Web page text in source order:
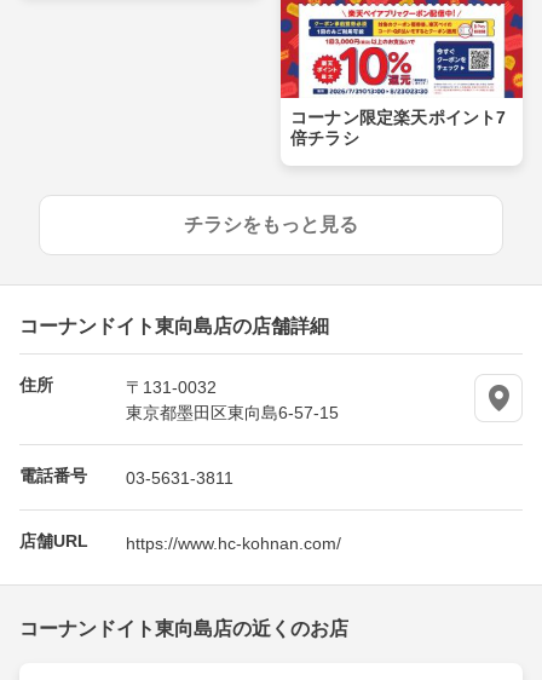
コーナン限定楽天ポイント7
倍チラシ
チラシをもっと見る
コーナンドイト東向島店の店舗詳細
住所
〒131-0032
東京都墨田区東向島6-57-15
電話番号 03-5631-3811
店舗URL https://www.hc-kohnan.com/
コーナンドイト東向島店の近くのお店